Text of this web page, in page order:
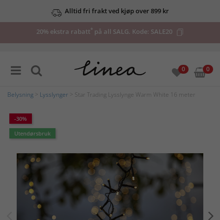
Alltid fri frakt ved kjøp over 899 kr
20% ekstra rabatt* på all SALG. Kode: SALE20
0 0
Belysning Lysslynger > Star Trading Lysslynge Warm White 16 meter
-30%
Utendørsbruk